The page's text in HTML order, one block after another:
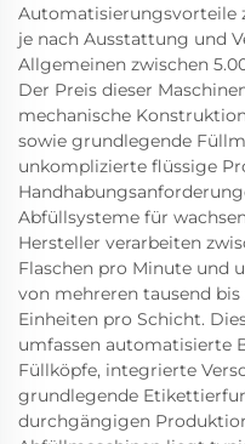
Automatisierungsvorteile
je nach Ausstattung und
Allgemeinen zwischen
Der Preis dieser
mechanische
sowie grundlegende
unkomplizierte flüssige
Abfüllsysteme für
Hersteller verarbeiten
Flaschen pro Minute und
von mehreren tausend
Einheiten pro Schicht.
umfassen automatisierte
Füllköpfe, integrierte
grundlegende
durchgängigen